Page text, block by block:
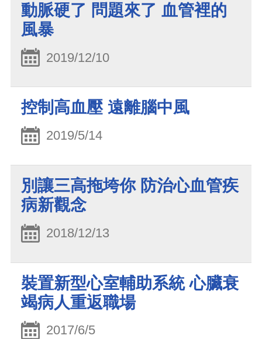
動脈硬了 問題來了 血管裡的
風暴
2019/12/10
控制高血壓 遠離腦中風
2019/5/14
別讓三高拖垮你 防治心血管疾
病新觀念
2018/12/13
裝置新型心室輔助系統 心臟衰
竭病人重返職場
2017/6/5